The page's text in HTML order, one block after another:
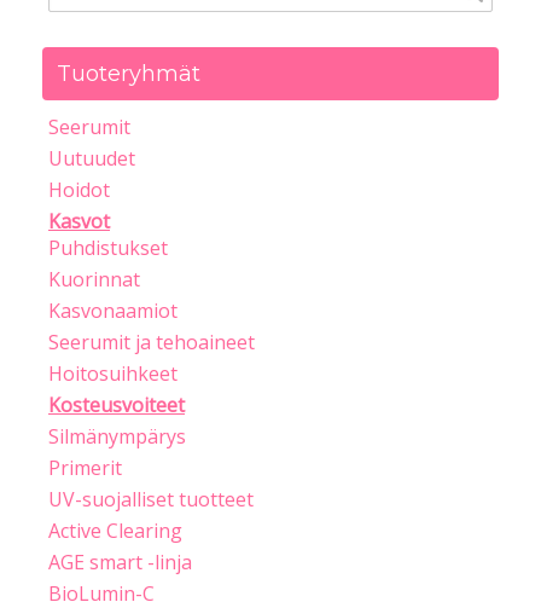
Tuoteryhmät
Seerumit
Uutuudet
Hoidot
Kasvot
Puhdistukset
Kuorinnat
Kasvonaamiot
Seerumit ja tehoaineet
Hoitosuihkeet
Kosteusvoiteet
Silmänympärys
Primerit
UV-suojalliset tuotteet
Active Clearing
AGE smart -linja
BioLumin-C